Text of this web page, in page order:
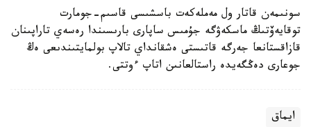
سونىمەن قاتار ول مەملەكەت باسشىسى قاسىم-جومارت
توقايەۆتىڭ ماسكەۋگە جۇمىس ساپارى بارىسىندا رەسەي تاراپىنان
قازاقستانعا جەرگە قاتىستى ەشقانداي تالاپ بولمايتىندىعى ەڭ
جوعارى دەڭگەيدە راستالعانىن اتاپ ءوتتى.
ايماق